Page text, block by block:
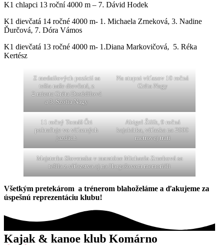
K1 chlapci 13 roční 4000 m – 7. Dávid Hodek
K1 dievčatá 14 ročné 4000 m- 1. Michaela Zrneková, 3. Nadine
Ďurčová, 7. Dóra Vámos
K1 dievčatá 13 ročné 4000 m- 1.Diana Markovičová, 5. Réka
Kertész
Z medailových pozícií sa
tešia naše dievčatá, z
2.miesta Gréta Dosúdilová
a 3. Szófia Nagy
Na stupni víťazov 10 ročná
Gréta Nagy
11 ročný Tomáš Őri
pokračuje vo víťazných
jazdách
Abigel Žilík, 9 ročná
kajakárka, víťazka na 2000
metrovej trati
Majsterka Slovenska v maratóne Michaela Zrneková sa
tešila z víťazstva aj na Hargašovom memoriáli
Všetkým pretekárom a trénerom blahoželáme a ďakujeme za
úspešnú reprezentáciu klubu!
Kajak & kanoe klub Komárno